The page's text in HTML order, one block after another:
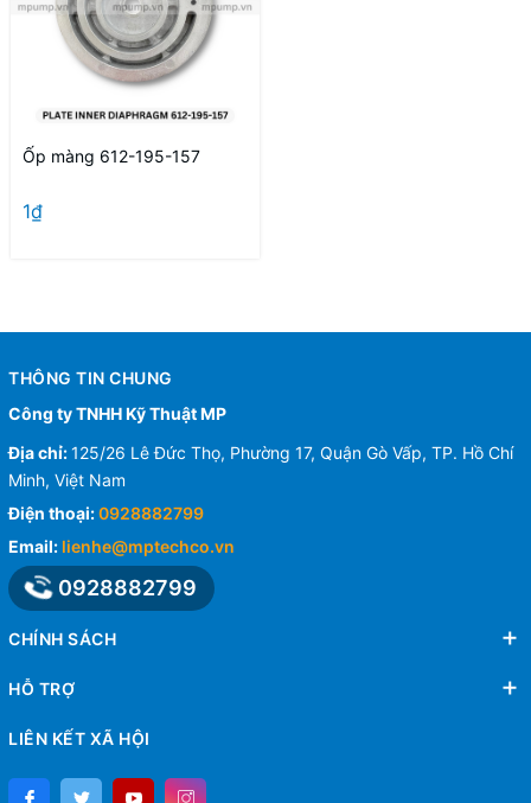
Ốp màng 612-195-157
1₫
THÔNG TIN CHUNG
Công ty TNHH Kỹ Thuật MP
Địa chỉ:125/26 Lê Đức Thọ, Phường 17, Quận Gò Vấp, TP. Hồ Chí
Minh, Việt Nam
Điện thoại:0928882799
Email: lienhe@mptechco.vn
0928882799
CHÍNH SÁCH
HỖ TRỢ
LIÊN KẾT XÃ HỘI